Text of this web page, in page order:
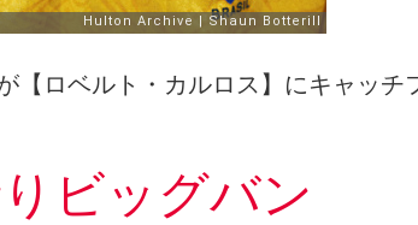
【ロベルト・カルロス】にキャッチ
ビッグバン